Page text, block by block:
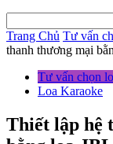
Trang Chủ Tư vấn
thanh thương mại
Tư vấn chọn
Loa Karaoke
Thiết lập hệ